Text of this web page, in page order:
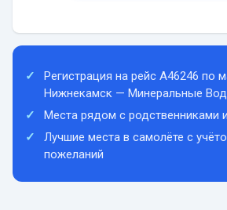
Регистрация на рейс A46246 по
Нижнекамск — Минеральные
Места рядом с родственниками
Лучшие места в самолёте с
пожеланий